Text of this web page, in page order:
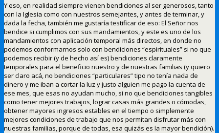
Y eso, en realidad siempre vienen bendiciones al ser generosos, tanto
con la Iglesia como con nuestros semejantes, y antes de terminar, y
dada la fecha, también me gustaría testificar de eso: El Señor nos
bendice si cumplimos con sus mandamientos, y este es uno de los
mandamientos con aplicación temporal más directos, en donde no
podemos conformarnos solo con bendiciones “espirituales” si no que
podemos recibir (y de hecho así es) bendiciones claramente
temporales para el beneficio nuestro y de nuestras familias (y quiero
ser claro acá, no bendiciones “particulares” tipo no tenía nada de
dinero y me iban a cortar la luz y justo alguien me pago la cuenta de
ese mes, que esas no ayudan mucho, si no que bendiciones tangibles
como tener mejores trabajos, lograr casas más grandes o cómodas,
obtener mayores ingresos estables en el tiempo o simplemente
mejores condiciones de trabajo que nos permitan disfrutar más con
nuestras familias, porque de todas, esa quizás es la mayor bendición).